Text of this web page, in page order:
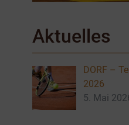
Aktuelles
DORF –
2026
5. Mai